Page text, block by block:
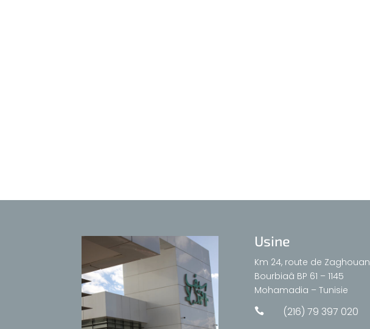
Usine
Km 24, route de Zaghouan
Bourbiaâ BP 61 – 1145
Mohamadia – Tunisie
 (216) 79 397 020